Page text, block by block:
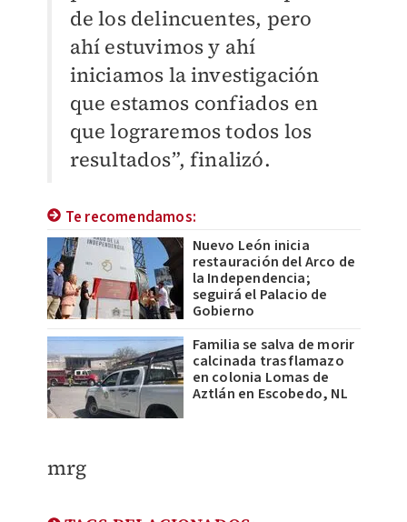
de los delincuentes, pero
ahí estuvimos y ahí
iniciamos la investigación
que estamos confiados en
que lograremos todos los
resultados”, finalizó.
Te recomendamos:
Nuevo León inicia
restauración del Arco de
la Independencia;
seguirá el Palacio de
Gobierno
Familia se salva de morir
calcinada tras flamazo
en colonia Lomas de
Aztlán en Escobedo, NL
mrg